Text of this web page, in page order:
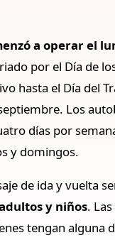
a operar el
por el Día de
hasta el Día del
Los
días por
y domingos.
de ida y vuelta
y niños.
tengan alguna